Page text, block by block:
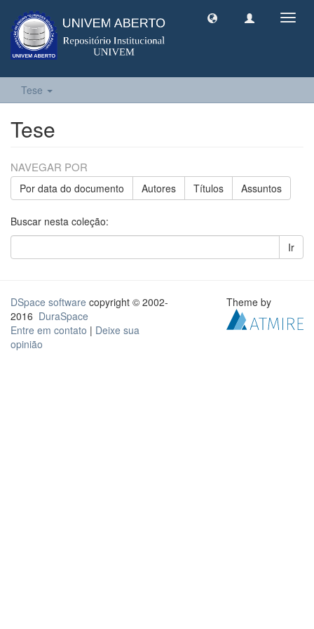
Tese
Tese
NAVEGAR POR
Por data do documento Autores Títulos Assuntos
Buscar nesta coleção:
Ir
DSpace software copyright © 2002-
2016 DuraSpace
Entre em contato | Deixe sua
opinião
Theme by